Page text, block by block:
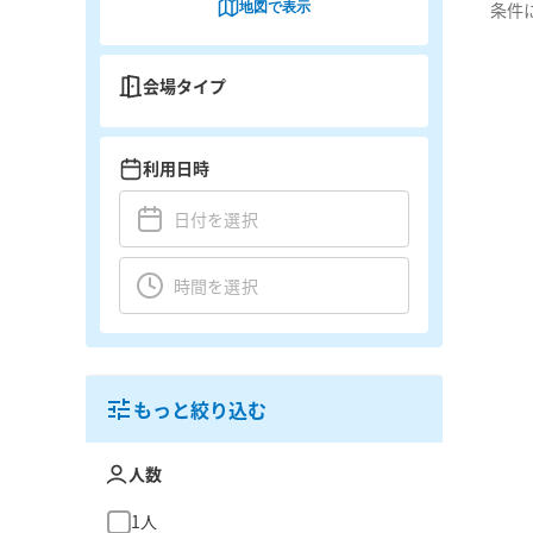
条件
地図で表示
会場タイプ
利用日時
もっと絞り込む
人数
1人